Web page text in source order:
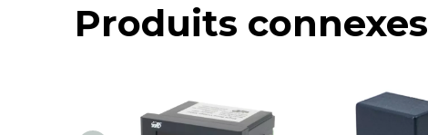
Produits connexes